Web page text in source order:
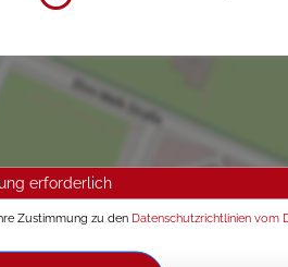
erforderlich
Zustimmung zu den Datenschutzrichtlinien vom